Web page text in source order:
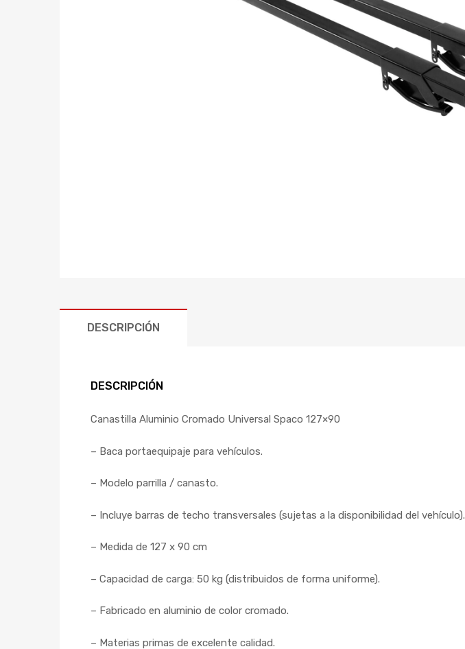
DESCRIPCIÓN
DESCRIPCIÓN
Canastilla Aluminio Cromado Universal Spaco 127×90
– Baca portaequipaje para vehículos.
– Modelo parrilla / canasto.
– Incluye barras de techo transversales (sujetas a la disponibilidad del vehículo).
– Medida de 127 x 90 cm
– Capacidad de carga: 50 kg (distribuidos de forma uniforme).
– Fabricado en aluminio de color cromado.
– Materias primas de excelente calidad.